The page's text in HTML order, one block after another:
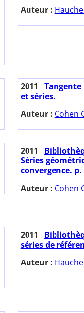
Auteur :
2011
Tangente
et séries.
Auteur : Cohen
2011
Séries
convergence. p.
Auteur : Cohen
2011
séries de
Auteur :